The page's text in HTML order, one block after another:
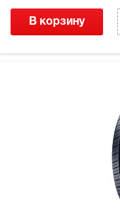
В корзину